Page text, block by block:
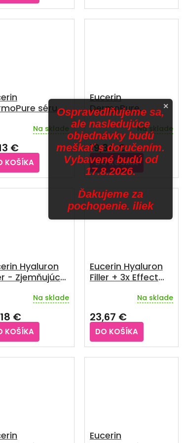
z
5
sérum
Na sklade
€
KOŠÍKA
Eucerin
DermoPure
Emulzia SPF30
problematická
pleť 50 ml
Na sklade
19,34 €
DO KOŠÍKA
Hyaluron
- Zjemňujúce
Na sklade
€
KOŠÍKA
Eucerin Hyaluron
Filler + 3x Effect
booster 30 mlNa sklade
23,67 €
DO KOŠÍKA
Eucerin
×
Ospravedlňujeme sa,
ale nasledujúce
objednávky budú
meškať s doručením.
Vybavené budú od
17.8.2026.
Ďakujeme za
pochopenie. iliek